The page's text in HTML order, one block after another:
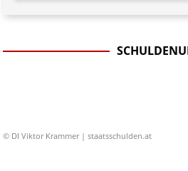
© DI Viktor Krammer | staatsschulden.at